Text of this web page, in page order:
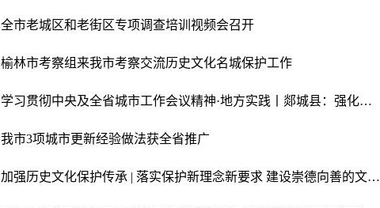
全市老城区和老街区专项调查培训视频会召开
榆林市考察组来我市考察交流历史文化名城保护工作
学习贯彻中央及全省城市工作会议精神·地方实践丨郯城县：强化历史文化保...
我市3项城市更新经验做法获全省推广
加强历史文化保护传承 | 落实保护新理念新要求 建设崇德向善的文明城市